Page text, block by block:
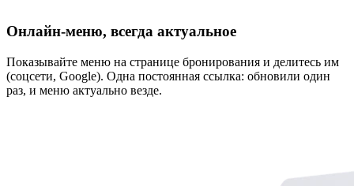
Онлайн-меню, всегда актуальное
Показывайте меню на странице бронирования и делитесь им
(соцсети, Google). Одна постоянная ссылка: обновили один
раз, и меню актуально везде.